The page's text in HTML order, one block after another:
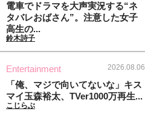
電車でドラマを大声実況する“ネ
タバレおばさん”。注意した女子
高生の...
鈴木詩子
Entertainment 2026.08.06
「俺、マジで向いてないな」キス
マイ玉森裕太、TVer1000万再生...
こじらぶ